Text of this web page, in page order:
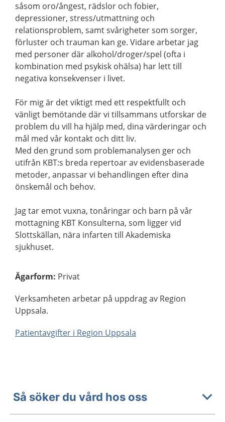
såsom oro/ångest, rädslor och fobier,
depressioner, stress/utmattning och
relationsproblem, samt svårigheter som sorger,
förluster och trauman kan ge. Vidare arbetar jag
med personer där alkohol/droger/spel (ofta i
kombination med psykisk ohälsa) har lett till
negativa konsekvenser i livet.
För mig är det viktigt med ett respektfullt och
vänligt bemötande där vi tillsammans utforskar de
problem du vill ha hjälp med, dina värderingar och
mål med vår kontakt och ditt liv.
Med den grund som problemanalysen ger och
utifrån KBT:s breda repertoar av evidensbaserade
metoder, anpassar vi behandlingen efter dina
önskemål och behov.
Jag tar emot vuxna, tonåringar och barn på vår
mottagning KBT Konsulterna, som ligger vid
Slottskällan, nära infarten till Akademiska
sjukhuset.
Ägarform: Privat
Verksamheten arbetar på uppdrag av Region
Uppsala.
Patientavgifter i Region Uppsala
Så söker du vård hos oss